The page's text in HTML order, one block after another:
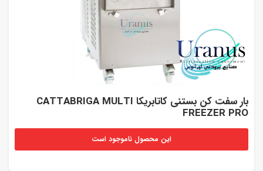
بار سفت کن بستنی کاتابریکا CATTABRIGA MULTI
FREEZER PRO
این محصول ناموجود است